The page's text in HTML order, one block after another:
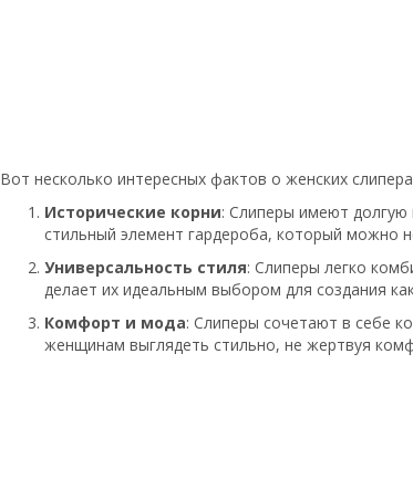
Вот несколько интересных фактов о женских
Исторические корни: Слиперы имеют долгую
стильный элемент гардероба, который можно
Универсальность стиля: Слиперы легко
делает их идеальным выбором для создания
Комфорт и мода: Слиперы сочетают в себе
женщинам выглядеть стильно, не жертвуя